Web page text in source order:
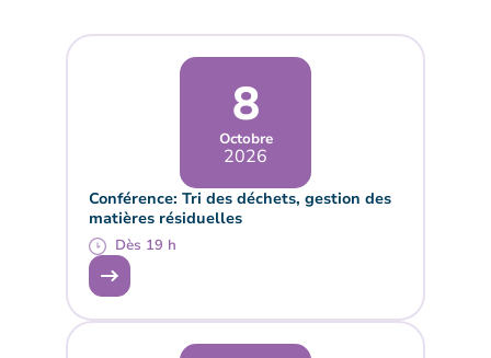
8
Octobre
2026
Conférence: Tri des déchets, gestion des
matières résiduelles
Dès 19 h